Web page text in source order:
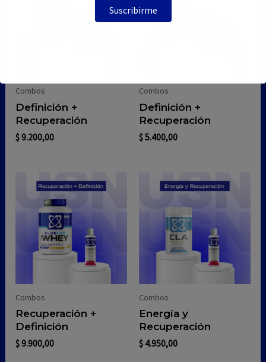
Combos
Definición +
Recuperación
$9.200,00
Combos
Definición +
Recuperación
$5.400,00
Combos
Recuperación +
Definición
$9.900,00
Combos
Energía y
Recuperación
$ 4.950,00